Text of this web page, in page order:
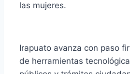
las mujeres.
Irapuato avanza con paso
de herramientas